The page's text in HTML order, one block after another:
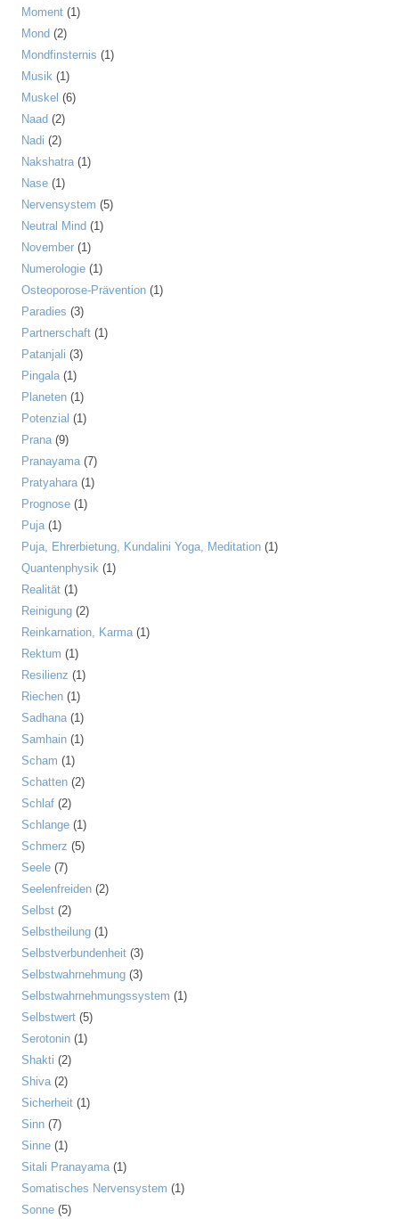
Moment (1)
Mond (2)
Mondfinsternis (1)
Musik (1)
Muskel (6)
Naad (2)
Nadi (2)
Nakshatra(1)
Nase (1)
Nervensystem (5)
Neutral Mind (1)
November (1)
Numerologie (1)
Osteoporose-Prävention (1)
Paradies (3)
Partnerschaft (1)
Patanjali (3)
Pingala(1)
Planeten (1)
Potenzial (1)
Prana(9)
Pranayama(7)
Pratyahara(1)
Prognose (1)
Puja(1)
Puja, Ehrerbietung, Kundalini Yoga, Meditation (1)
Quantenphysik (1)
Realität (1)
Reinigung (2)
Reinkarnation, Karma(1)
Rektum (1)
Resilienz (1)
Riechen (1)
Sadhana(1)
Samhain (1)
Scham (1)
Schatten (2)
Schlaf (2)
Schlange (1)
Schmerz (5)
Seele (7)
Seelenfreiden (2)
Selbst (2)
Selbstheilung (1)
Selbstverbundenheit (3)
Selbstwahrnehmung (3)
Selbstwahrnehmungssystem (1)
Selbstwert (5)
Serotonin (1)
Shakti (2)
Shiva(2)
Sicherheit (1)
Sinn (7)
Sinne (1)
Sitali Pranayama(1)
Somatisches Nervensystem (1)
Sonne (5)